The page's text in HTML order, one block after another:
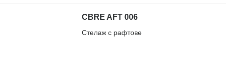
CBRE AFT 006
Стелаж с рафтове